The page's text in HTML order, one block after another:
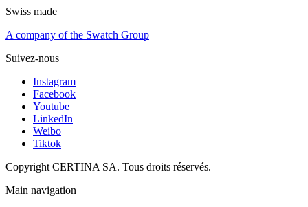
Swiss made
A company of the Swatch Group
Suivez-nous
Instagram
Facebook
Youtube
LinkedIn
Weibo
Tiktok
Copyright CERTINA SA. Tous droits réservés.
Main navigation